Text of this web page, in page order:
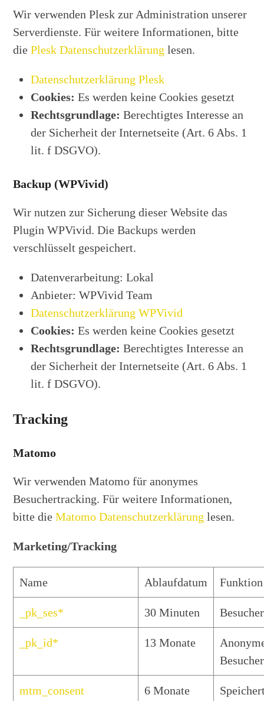
Wir verwenden Plesk zur Administration unserer
Serverdienste. Für weitere Informationen, bitte
diePlesk Datenschutzerklärung lesen.
Datenschutzerklärung Plesk
Cookies:Es werden keine Cookies gesetzt
Rechtsgrundlage:Berechtigtes Interesse an
der Sicherheit der Internetseite (Art. 6 Abs. 1
lit. f DSGVO).
Backup (WPVivid)
Wir nutzen zur Sicherung dieser Website das
Plugin WPVivid. Die Backups werden
verschlüsselt gespeichert.
Datenverarbeitung: Lokal
Anbieter: WPVivid Team
Datenschutzerklärung WPVivid
Cookies:Es werden keine Cookies gesetzt
Rechtsgrundlage:Berechtigtes Interesse an
der Sicherheit der Internetseite (Art. 6 Abs. 1
lit. f DSGVO).
Tracking
Matomo
Wir verwenden Matomo für anonymes
Besuchertracking. Für weitere Informationen,
bitte dieMatomo Datenschutzerklärung lesen.
Marketing/Tracking
Name Ablaufdatum Funktion
_pk_ses* 30 Minuten
_pk_id* 13 Monate
mtm_consent 6 Monate